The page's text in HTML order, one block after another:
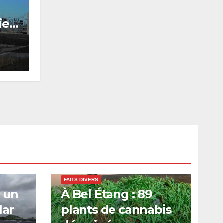
un
FAITS DIVERS
À Bel Étang : 89
plants de cannabis